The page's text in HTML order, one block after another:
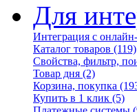
Для
Интеграция с
Каталог товаров (119)
Свойства, фильтр,
Товар дня (2)
Корзина, покупка
Купить в 1 клик (5)